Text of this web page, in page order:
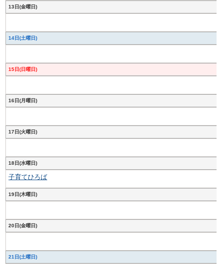
13日(金曜日)
14日(土曜日)
15日(日曜日)
16日(月曜日)
17日(火曜日)
18日(水曜日)
子育てひろば
19日(木曜日)
20日(金曜日)
21日(土曜日)